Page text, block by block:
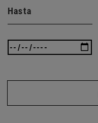
Hasta